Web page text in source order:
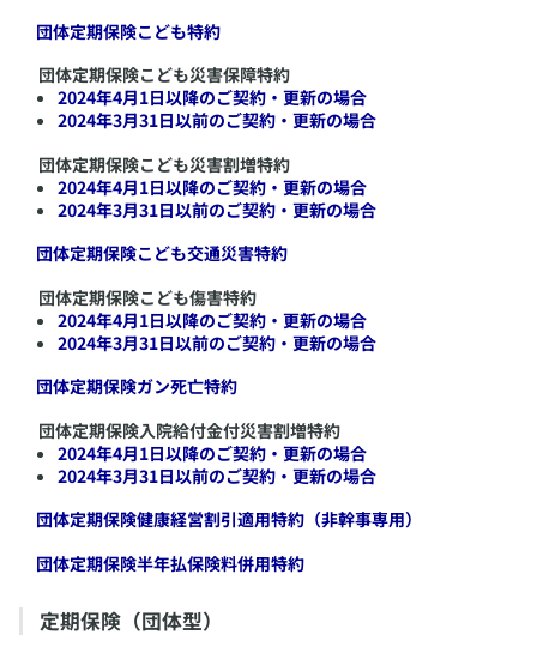
​団体定期保険こども特約
団体定期保険こども災害保障特約
2024年4月1日以降のご契約・更新の場合
2024年3月31日以前のご契約・更新の場合
団体定期保険こども災害割増特約
2024年4月1日以降のご契約・更新の場合
2024年3月31日以前のご契約・更新の場合
​団体定期保険こども交通災害特約
団体定期保険こども傷害特約
2024年4月1日以降のご契約・更新の場合
2024年3月31日以前のご契約・更新の場合
​団体定期保険ガン死亡特約
団体定期保険入院給付金付災害割増特約
2024年4月1日以降のご契約・更新の場合
2024年3月31日以前のご契約・更新の場合
​団体定期保険健康経営割引適用特約（非幹事専用）
​団体定期保険半年払保険料併用特約
​定期保険（団体型）